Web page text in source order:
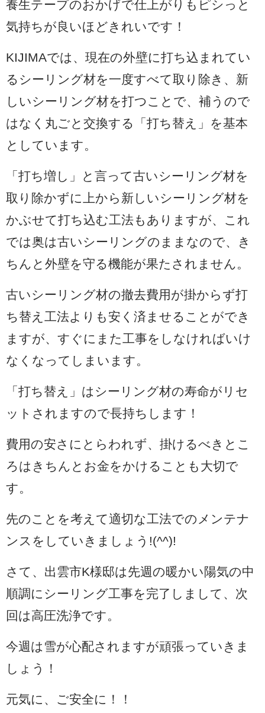
養生テープのおかげで仕上がりもピシっと
気持ちが良いほどきれいです！
KIJIMAでは、現在の外壁に打ち込まれてい
るシーリング材を一度すべて取り除き、新
しいシーリング材を打つことで、補うので
はなく 丸ごと交換する「打ち替え」を基本
としています。
「打ち増し」と言って古いシーリング材を
取り除かずに上から新しいシーリング材を
かぶせて打ち込む工法もありますが、これ
では奥は古いシーリングのままなので、き
ちんと外壁を守る機能が果たされません。
古いシーリング材の撤去費用が掛からず打
ち替え工法よりも安く済ませることができ
ますが、すぐにまた工事をしなければいけ
なくなってしまいます。
「打ち替え」はシーリング材の寿命がリセ
ットされますので長持ちします！
費用の安さにとらわれず、掛けるべきとこ
ろはきちんとお金をかけることも大切で
す。
先のことを考えて適切な工法でのメンテナ
ンスをしていきましょう!(^^)!
さて、出雲市K様邸は先週の暖かい陽気の中
順調にシーリング工事を完了しまして、次
回は高圧洗浄です。
今週は雪が心配されますが頑張っていきま
しょう！
元気に、ご安全に！！